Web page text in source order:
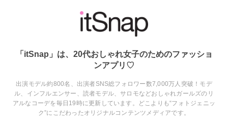
「itSnap」は、20代おしゃれ女子のためのファッショ
ンアプリ♡
出演モデル約800名、出演者SNS総フォロワー数7,000万人突破！モデ
ル、インフルエンサー、読者モデル、サロモなどおしゃれガールズのリ
アルなコーデを毎日19時に更新しています。どこよりも“フォトジェニッ
ク”にこだわったオリジナルコンテンツメディアです。